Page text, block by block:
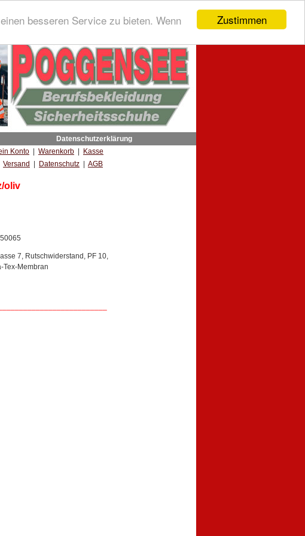
Zustimmen
besseren Service zu bieten. Wenn
Datenschutzerklärung
Konto Warenkorb
Kasse
Versand
Datenschutz AGB
oliv
7, Rutschwiderstand, PF 10,
Tex-Membran